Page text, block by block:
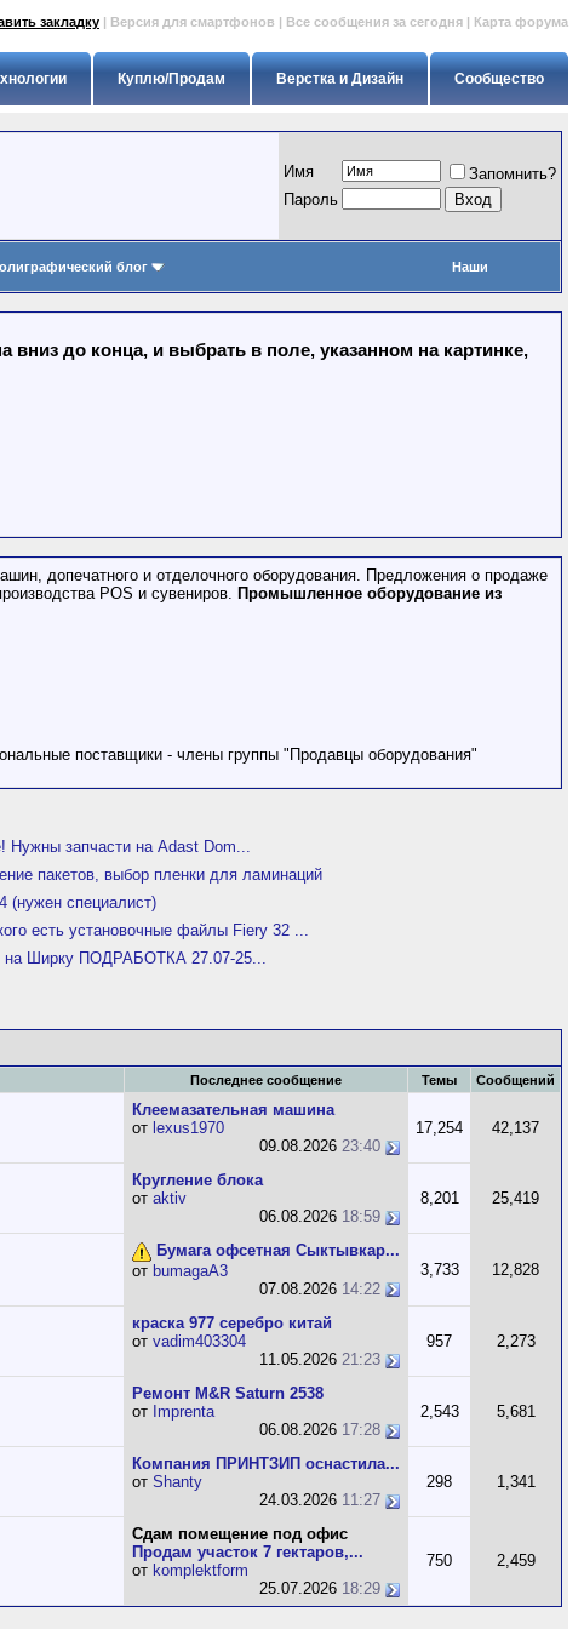
закладку | Версия для смартфонов | Все сообщения за сегодня | Карта форума
Сообщество
Верстка и Дизайн
Куплю/Продам
Имя
Запомнить?
Пapoль
блог Наши
до конца, и выбрать в поле, указанном на картинке,
допечатного и отделочного оборудования. Предложения о продаже
POS и сувениров. Промышленное оборудование из
поставщики - члены группы "Продавцы оборудования"
Нужны запчасти на Adast Dom...
пакетов, выбор пленки для ламинаций
(нужен специалист)
есть установочные файлы Fiery 32 ...
на Ширку ПОДРАБОТКА 27.07-25...
Последнее сообщение Темы Сообщений
Клеемазательная машина
от lexus1970
09.08.2026 23:40
17,254 42,137
Кругление блока
от aktiv
06.08.2026 18:59
8,201 25,419
Бумага офсетная Сыктывкар...
от bumagaA3
07.08.2026 14:22
3,733 12,828
краска 977 серебро китай
от vadim403304
11.05.2026 21:23
957 2,273
Ремонт M&R Saturn 2538
от Imprenta
06.08.2026 17:28
2,543 5,681
Компания ПРИНТЗИП оснастила...
от Shanty
24.03.2026 11:27
298 1,341
Сдам помещение под офис
Продам участок 7 гектаров,...
от komplektform
25.07.2026 18:29
750 2,459